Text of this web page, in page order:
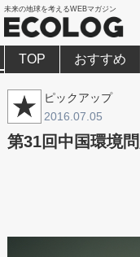
未来の地球を考えるWEBマガジン
TOP おすすめ
ピックアップ
2016.07.05
第31回中国環境